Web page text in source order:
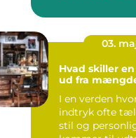
03.
Hvad skiller
ud fra
I en verden
indtryk ofte
stil og